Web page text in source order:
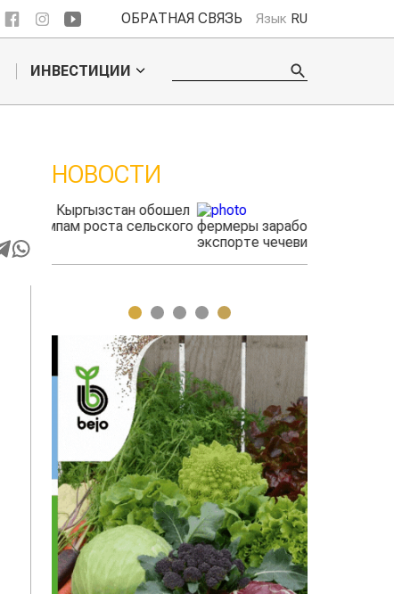
ОБРАТНАЯ СВЯЗЬ Язык RU
ИНВЕСТИЦИИ
НОВОСТИ
Казахстанские
фермеры заработали $35 млн на
1 2 3 4 5